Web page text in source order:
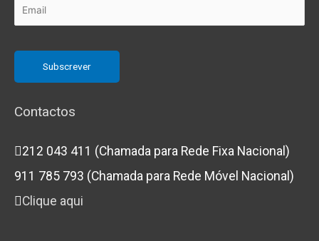
Contactos
212 043 411 (Chamada para Rede Fixa Nacional)
911 785 793 (Chamada para Rede Móvel Nacional)
Clique aqui